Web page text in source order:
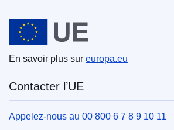
Union européenne
En savoir plus sur europa.eu
Contacter l’UE
Appelez-nous au 00 800 6 7 8 9 10 11